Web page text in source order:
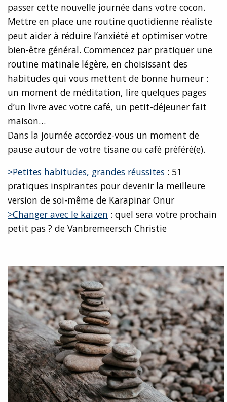
passer cette nouvelle journée dans votre cocon.
Mettre en place une routine quotidienne réaliste
peut aider à réduire l’anxiété et optimiser votre
bien-être général. Commencez par pratiquer une
routine matinale légère, en choisissant des
habitudes qui vous mettent de bonne humeur :
un moment de méditation, lire quelques pages
d’un livre avec votre café, un petit-déjeuner fait
maison…
Dans la journée accordez-vous un moment de
pause autour de votre tisane ou café préféré(e).
>Petites habitudes, grandes réussites : 51
pratiques inspirantes pour devenir la meilleure
version de soi-même de Karapinar Onur
>Changer avec le kaizen : quel sera votre prochain
petit pas ? de Vanbremeersch Christie